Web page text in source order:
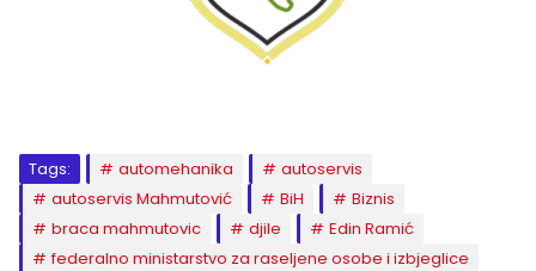
Tags: automehanika
autoservis
autoservis Mahmutović
BiH
Biznis
braca mahmutovic
djile
Edin Ramić
federalno ministarstvo za raseljene osobe i izbjeglice